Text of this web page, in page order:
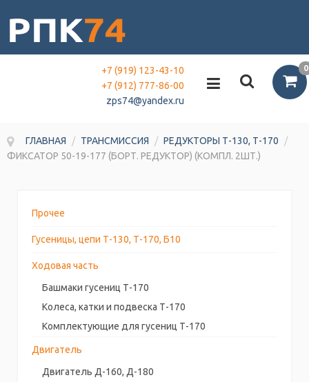
0
+7 (919) 123-43-10
+7 (912) 777-86-00
zps74@yandex.ru
ГЛАВНАЯ / ТРАНСМИССИЯ / РЕДУКТОРЫ Т-130, Т-170
/
ФИКСАТОР 50-19-177 (БОРТ. РЕДУКТОР) (КОМПЛ. 2ШТ.)
Прочее
Гусеницы, цепи Т-130, Т-170, Б10
Ходовая часть
Башмаки гусениц Т-170
Колеса, катки и подвеска Т-170
Комплектующие для гусениц Т-170
Двигатель
Двигатель Д-160, Д-180